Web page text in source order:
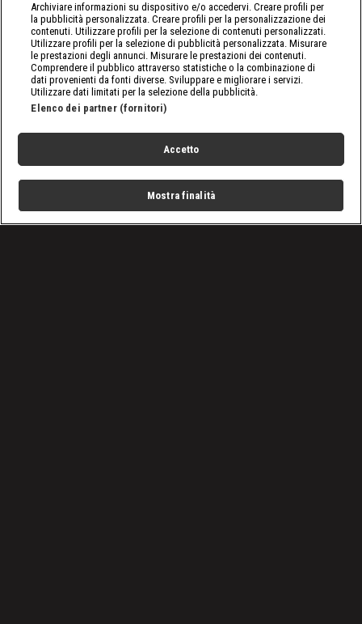
Archiviare informazioni su dispositivo e/o accedervi. Creare profili per
la pubblicità personalizzata. Creare profili per la personalizzazione dei
contenuti. Utilizzare profili per la selezione di contenuti personalizzati.
Utilizzare profili per la selezione di pubblicità personalizzata. Misurare
le prestazioni degli annunci. Misurare le prestazioni dei contenuti.
Comprendere il pubblico attraverso statistiche o la combinazione di
dati provenienti da fonti diverse. Sviluppare e migliorare i servizi.
Utilizzare dati limitati per la selezione della pubblicità.
Elenco dei partner (fornitori)
Accetto
Mostra finalità